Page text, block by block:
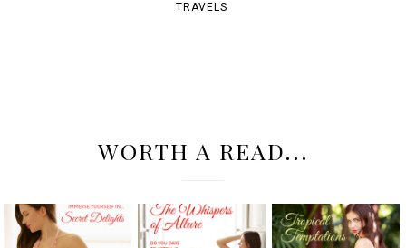
TRAVELS
WORTH A READ...